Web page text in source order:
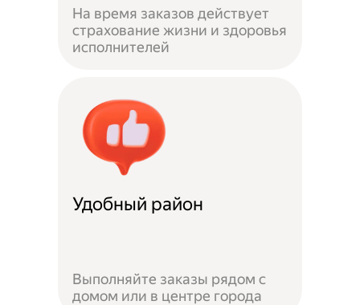
На время заказов действует
страхование жизни и здоровья
исполнителей
Удобный район
Выполняйте заказы рядом с
домом или в центре города